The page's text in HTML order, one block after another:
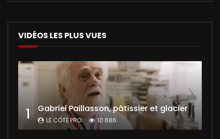
VIDÉOS LES PLUS VUES
1 Gabriel Paillasson, pâtissier et glacier
LE CÔTÉ PRO 10 686